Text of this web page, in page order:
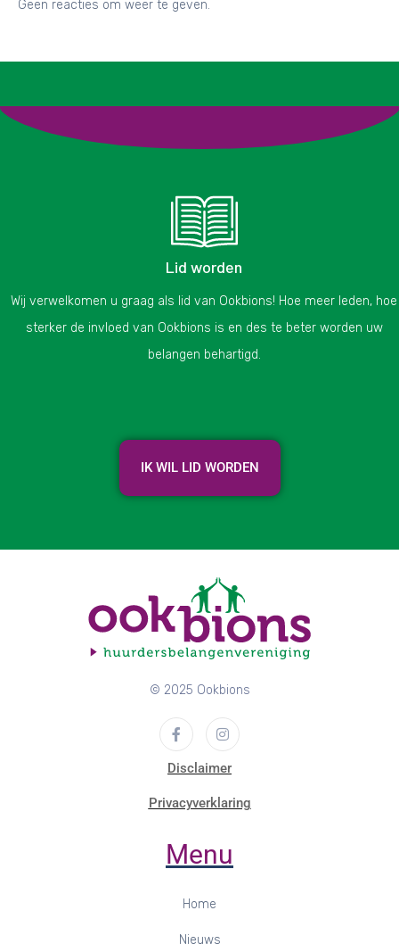
Geen reacties om weer te geven.
Lid worden
Wij verwelkomen u graag als lid van Ookbions! Hoe meer leden, hoe
sterker de invloed van Ookbions is en des te beter worden uw
belangen behartigd.
IK WIL LID WORDEN
© 2025 Ookbions
Disclaimer
Privacyverklaring
Menu
Home
Nieuws